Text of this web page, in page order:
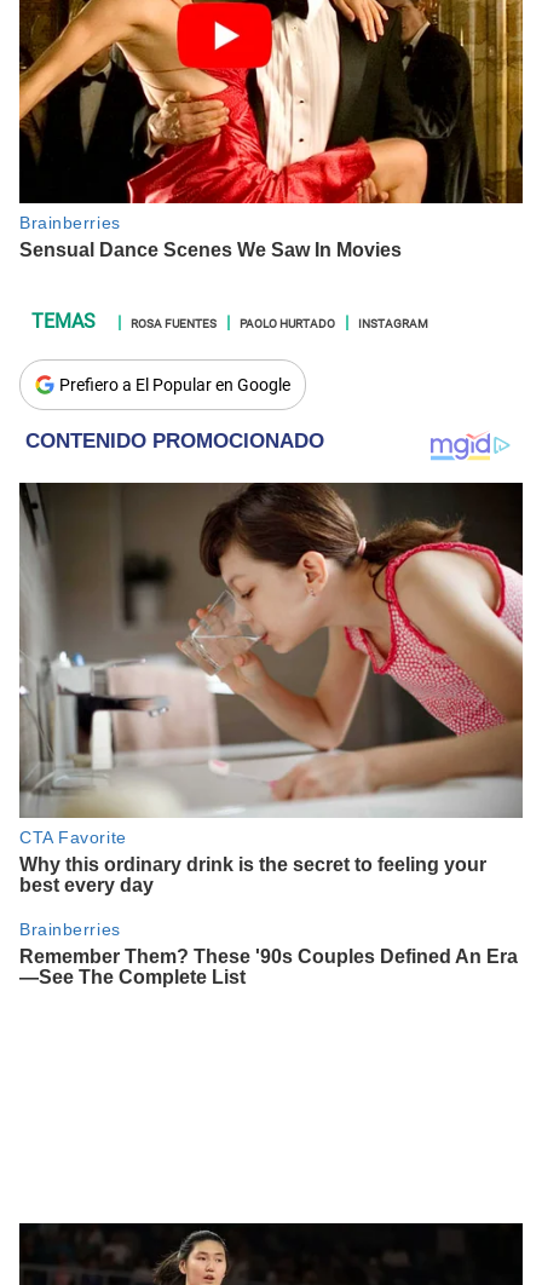
ROSA FUENTES PAOLO HURTADO INSTAGRAM
Prefiero a El Popular en Google